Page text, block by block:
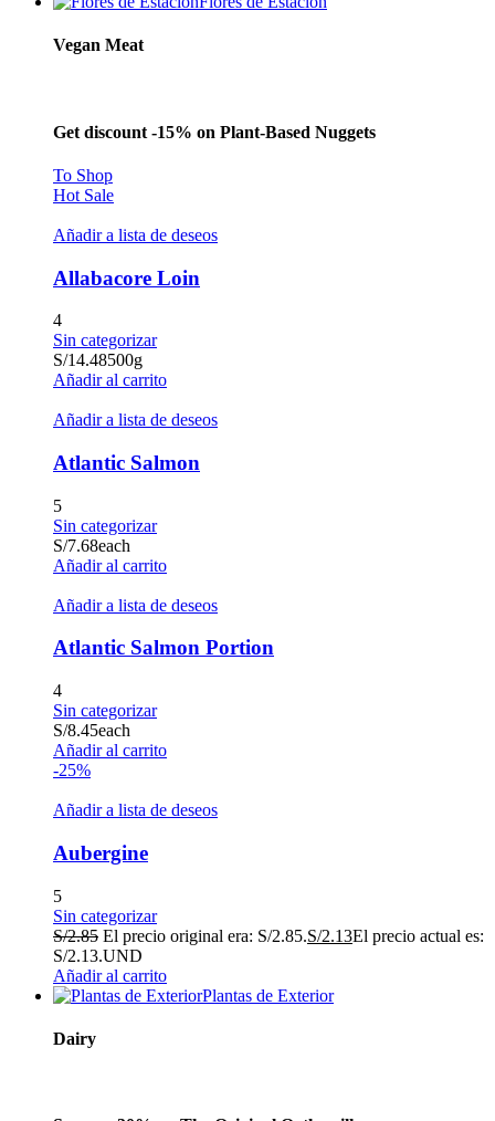
Vegan Meat
Get discount -15% on Plant-Based Nuggets
To Shop
Hot Sale
Añadir a lista de deseos
Allabacore Loin
4
Sin categorizar
S/14.48500g
Añadir al carrito
Añadir a lista de deseos
Atlantic Salmon
5
Sin categorizar
S/7.68each
Añadir al carrito
Añadir a lista de deseos
Atlantic Salmon Portion
4
Sin categorizar
S/8.45each
Añadir al carrito
-25%
Añadir a lista de deseos
Aubergine
5
Sin categorizar
S/2.85 El precio original era: S/2.85.S/2.13El precio actual es:
S/2.13.UND
Añadir al carrito
Plantas de Exterior
Dairy